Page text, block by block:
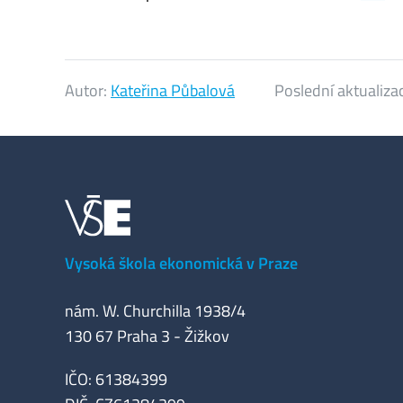
Autor: Kateřina Půbalová Poslední
Vysoká škola ekonomická v Praze
nám. W. Churchilla 1938/4
130 67 Praha 3 - Žižkov
IČO: 61384399